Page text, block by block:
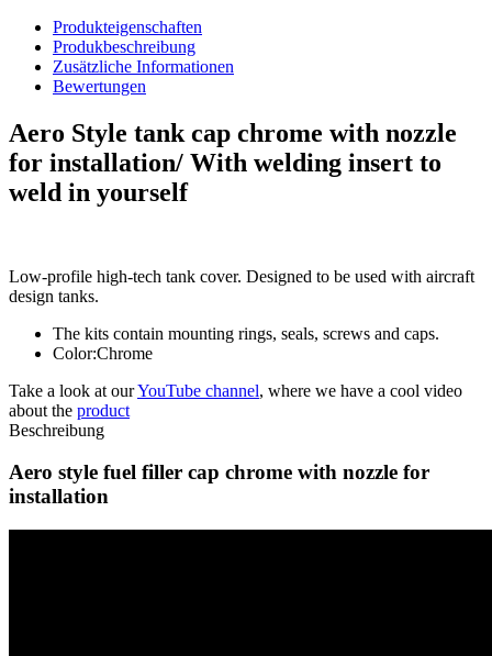
Produkteigenschaften
Produkbeschreibung
Zusätzliche Informationen
Bewertungen
Aero Style tank cap chrome with nozzle
for installation/ With welding insert to
weld in yourself
Low-profile high-tech tank cover. Designed to be used with aircraft
design tanks.
The kits contain mounting rings, seals, screws and caps.
Color:Chrome
Take a look at ourYouTube channel, where we have a cool video
about the product
Beschreibung
Aero style fuel filler cap chrome with nozzle for
installation